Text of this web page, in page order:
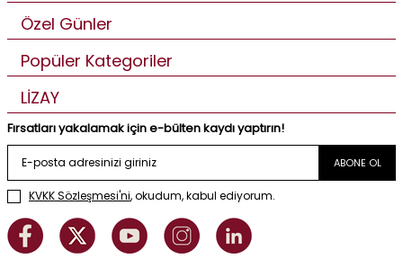
Özel Günler
Popüler Kategoriler
LİZAY
Fırsatları yakalamak için e-bülten kaydı yaptırın!
ABONE OL
KVKK Sözleşmesi'ni, okudum, kabul ediyorum.